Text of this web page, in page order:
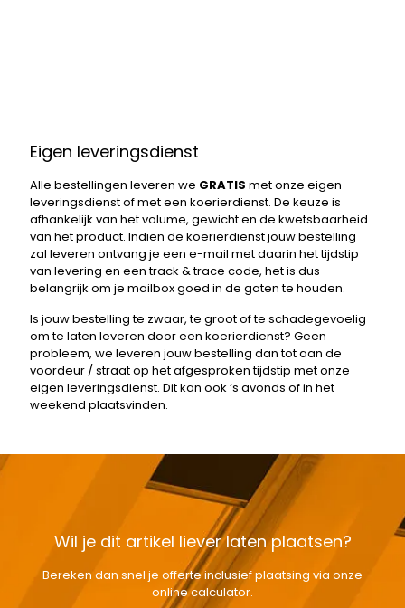
Eigen leveringsdienst
Alle bestellingen leveren we GRATIS met onze eigen
leveringsdienst of met een koerierdienst. De keuze is
afhankelijk van het volume, gewicht en de kwetsbaarheid
van het product. Indien de koerierdienst jouw bestelling
zal leveren ontvang je een e-mail met daarin het tijdstip
van levering en een track & trace code, het is dus
belangrijk om je mailbox goed in de gaten te houden.
Is jouw bestelling te zwaar, te groot of te schadegevoelig
om te laten leveren door een koerierdienst? Geen
probleem, we leveren jouw bestelling dan tot aan de
voordeur / straat op het afgesproken tijdstip met onze
eigen leveringsdienst. Dit kan ook ‘s avonds of in het
weekend plaatsvinden.
Wil je dit artikel liever laten plaatsen?
Bereken dan snel je offerte inclusief plaatsing via onze
online calculator.